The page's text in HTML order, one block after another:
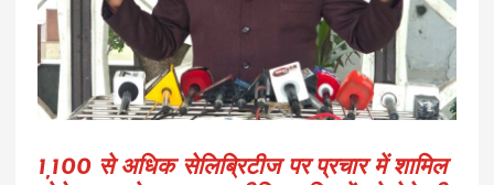
1,100 से अधिक सेलिब्रिटीज पर प्रचार में शामिल